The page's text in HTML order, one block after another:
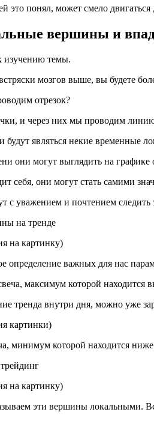
это понял, может смело
вершины и
изучению темы.
мозгов выше, вы будете
отрезок?
и через них мы проводим
будут являться некие временные
они могут выглядить на графике
себя, они могут стать самими
с уважением и почтением
на картинку)
определение важных для нас
максимум которой
картинки)
минимум которой находится
на картинку)
эти вершины локальными.